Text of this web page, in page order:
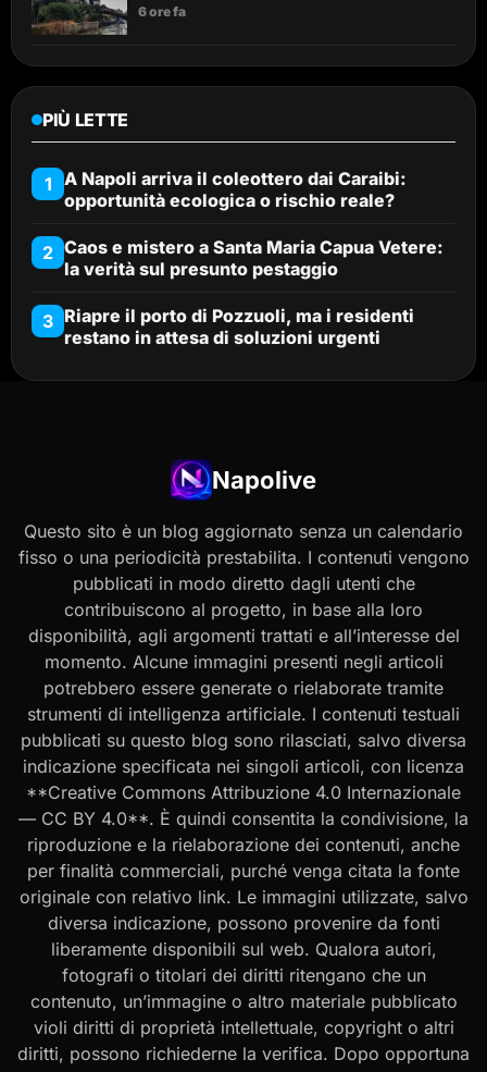
6 ore fa
PIÙ LETTE
1 A Napoli arriva il coleottero dai Caraibi:
opportunità ecologica o rischio reale?
2 Caos e mistero a Santa Maria Capua Vetere:
la verità sul presunto pestaggio
3 Riapre il porto di Pozzuoli, ma i residenti
restano in attesa di soluzioni urgenti
Napolive
Questo sito è un blog aggiornato senza un calendario
fisso o una periodicità prestabilita. I contenuti vengono
pubblicati in modo diretto dagli utenti che
contribuiscono al progetto, in base alla loro
disponibilità, agli argomenti trattati e all’interesse del
momento. Alcune immagini presenti negli articoli
potrebbero essere generate o rielaborate tramite
strumenti di intelligenza artificiale. I contenuti testuali
pubblicati su questo blog sono rilasciati, salvo diversa
indicazione specificata nei singoli articoli, con licenza
**Creative Commons Attribuzione 4.0 Internazionale
— CC BY 4.0**. È quindi consentita la condivisione, la
riproduzione e la rielaborazione dei contenuti, anche
per finalità commerciali, purché venga citata la fonte
originale con relativo link. Le immagini utilizzate, salvo
diversa indicazione, possono provenire da fonti
liberamente disponibili sul web. Qualora autori,
fotografi o titolari dei diritti ritengano che un
contenuto, un’immagine o altro materiale pubblicato
violi diritti di proprietà intellettuale, copyright o altri
diritti, possono richiederne la verifica. Dopo opportuna